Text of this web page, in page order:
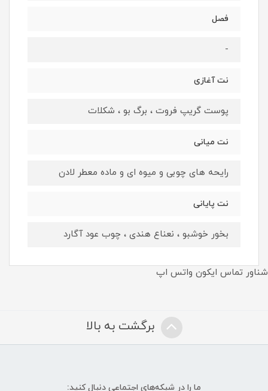
فصل
-
نت آغازی
پوست گریپ فروت ، برگ بو ، شکلات
نت میانی
رایحه های چوبی و میوه ای و ماده معطر لادن
نت پایانی
بخور خوشبو ، نعناع هندی ، چوب عود آگارد
شناور تماس ایکون واتس اپ
برگشت به بالا
ما را در شبکه‌های اجتماعی دنبال کنید: